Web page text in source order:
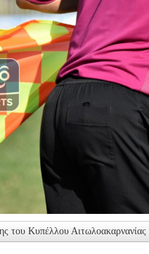
του Κυπέλλου Αιτωλοακαρνανίας